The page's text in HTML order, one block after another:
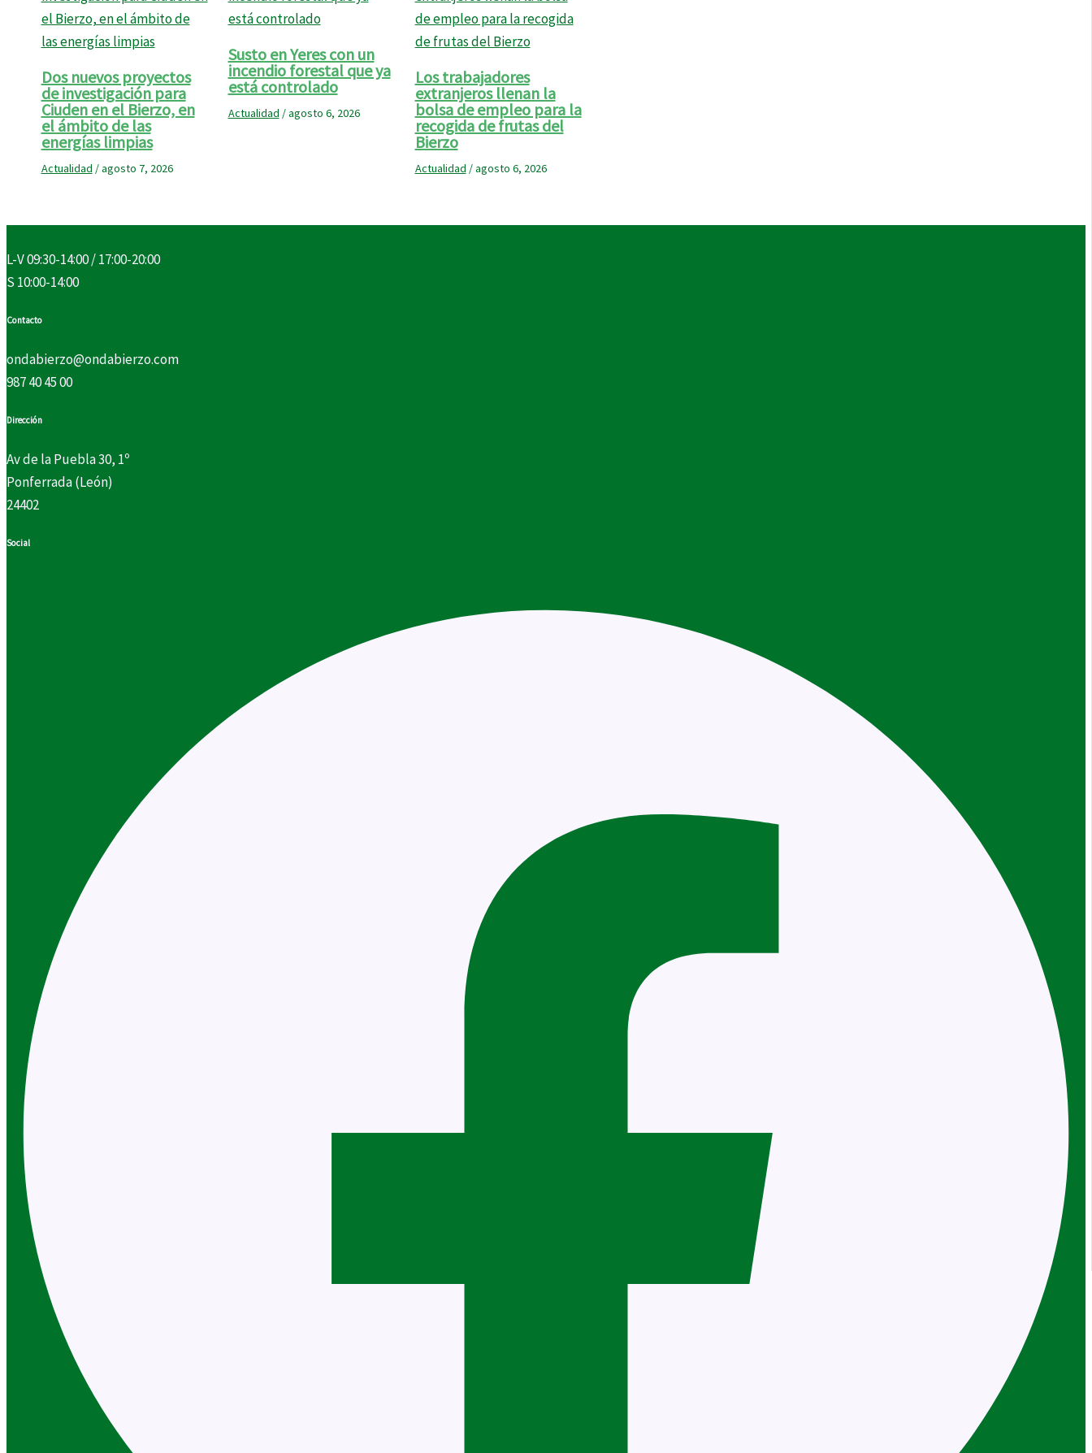
Dos nuevos proyectos
de investigación para
Ciuden en el Bierzo, en
el ámbito de las
energías limpias
Actualidad /agosto 7, 2026
Susto en Yeres con un
incendio forestal que ya
está controlado
Actualidad /agosto 6, 2026
Los trabajadores
extranjeros llenan la
bolsa de empleo para la
recogida de frutas del
Bierzo
Actualidad /agosto 6, 2026
L-V 09:30-14:00 / 17:00-20:00
S 10:00-14:00
Contacto
ondabierzo@ondabierzo.com
987 40 45 00
Dirección
Av de la Puebla 30, 1º
Ponferrada (León)
24402
Social